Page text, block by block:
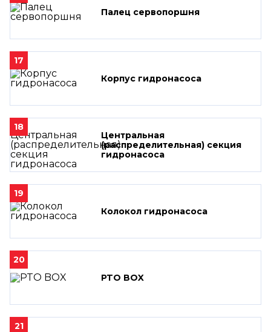
Палец сервопоршня
17
Корпус гидронасоса
18
Центральная
(распределительная) секция
гидронасоса
19
Колокол гидронасоса
20
PTO BOX
21